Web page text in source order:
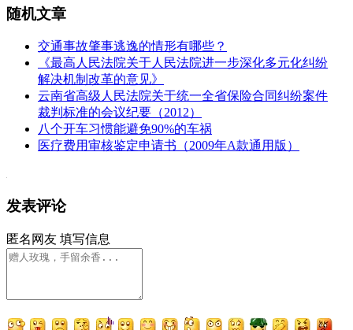
随机文章
交通事故肇事逃逸的情形有哪些？
《最高人民法院关于人民法院进一步深化多元化纠纷
解决机制改革的意见》
云南省高级人民法院关于统一全省保险合同纠纷案件
裁判标准的会议纪要（2012）
八个开车习惯能避免90%的车祸
医疗费用审核鉴定申请书（2009年A款通用版）
发表评论
匿名网友 填写信息